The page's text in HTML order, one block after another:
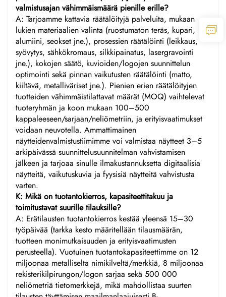
valmistusajan vähimmäismäärä pienille erille?
A: Tarjoamme kattavia räätälöityjä palveluita, mukaan
lukien materiaalien valinta (ruostumaton teräs, kupari,
alumiini, seokset jne.), prosessien räätälöinti (leikkaus,
syövytys, sähkökromaus, silkkipainatus, lasergravointi
jne.), kokojen säätö, kuvioiden/logojen suunnittelun
optimointi sekä pinnan vaikutusten räätälöinti (matto,
kiiltävä, metalliväriset jne.). Pienien erien räätälöityjen
tuotteiden vähimmäistilattavat määrät (MOQ) vaihtelevat
tuoteryhmän ja koon mukaan 100–500
kappaleeseen/sarjaan/neliömetriin, ja erityisvaatimukset
voidaan neuvotella. Ammattimainen
näytteidenvalmistustiimimme voi valmistaa näytteet 3–5
arkipäivässä suunnittelusuunnitelman vahvistamisen
jälkeen ja tarjoaa sinulle ilmakustannuksetta digitaalisia
näytteitä, vaikutuskuvia ja fyysisiä näytteitä vahvistusta
varten.
K: Mikä on tuotantokierros, kapasiteettitakuu ja
toimitustavat suurille tilauksille?
A: Erätilausten tuotantokierros kestää yleensä 15–30
työpäivää (tarkka kesto määritellään tilausmäärän,
tuotteen monimutkaisuuden ja erityisvaatimusten
perusteella). Vuotuinen tuotantokapasiteettimme on 12
miljoonaa metalliselta nimikilveltä/merkkiä, 8 miljoonaa
rekisterikilpirungon/logon sarjaa sekä 500 000
neliömetriä tietomerkkejä, mikä mahdollistaa suurten